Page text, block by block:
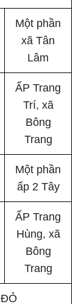
Một phần
xã Tân
Lâm
ẤP Trang
Trí, xã
Bông
Trang
Một phần
ấp 2 Tây
ẤP Trang
Hùng, xã
Bông
Trang